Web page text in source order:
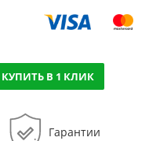
КУПИТЬ В 1 КЛИК
Гарантии